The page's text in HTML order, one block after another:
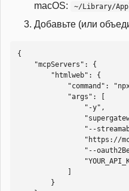
macOS: ~/Library/
Добавьте (или
{